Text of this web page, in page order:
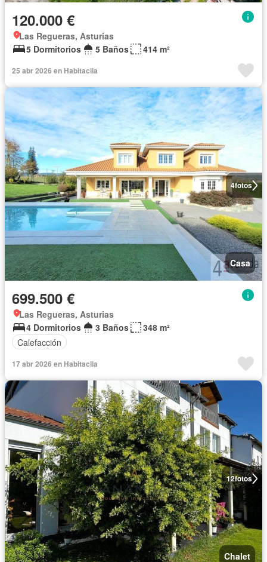
120.000 €
Las Regueras, Asturias
5 Dormitorios
5 Baños 414 m²
25 abr 2026 en Habitaclia
4fotos
Casa
699.500 €
Las Regueras, Asturias
4 Dormitorios
3 Baños
348 m²
Calefacción
17 abr 2026 en Habitaclia
12fotos
Chalet